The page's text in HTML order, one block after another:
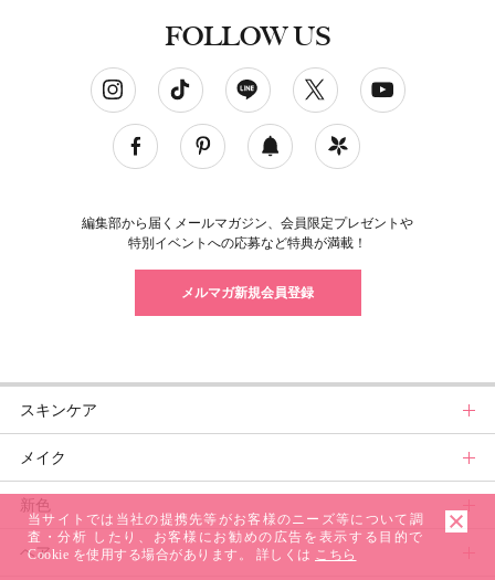
FOLLOW US
編集部から届くメールマガジン、会員限定プレゼントや
特別イベントへの応募など特典が満載！
メルマガ新規会員登録
スキンケア
スキンケアトップ
ニュース
スキンケアまとめ
メイク
メイクトップ
ニュース
新色
新色トップ
ヘア
当サイトでは当社の提携先等がお客様のニーズ等について調
査・分析 したり、お客様にお勧めの広告を表示する目的で
Cookie を使用する場合があります。 詳しくは こちら